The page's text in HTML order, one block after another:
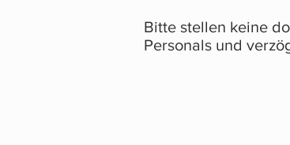
Bitte stellen keine
Personals und